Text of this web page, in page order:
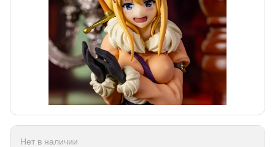
Нет в наличии